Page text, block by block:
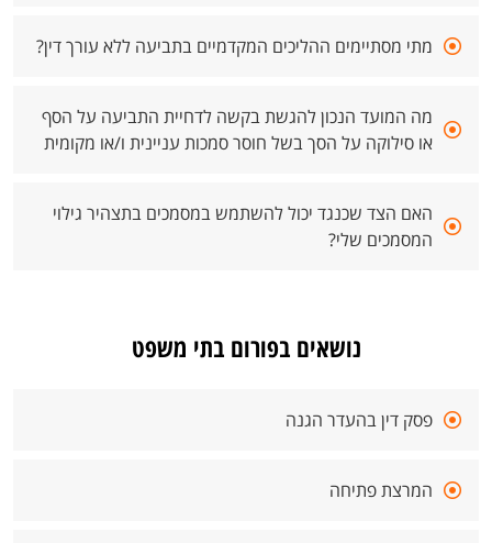
מתי מסתיימים ההליכים המקדמיים בתביעה ללא עורך דין?
מה המועד הנכון להגשת בקשה לדחיית התביעה על הסף
או סילוקה על הסך בשל חוסר סמכות עניינית ו/או מקומית
האם הצד שכנגד יכול להשתמש במסמכים בתצהיר גילוי
המסמכים שלי?
נושאים בפורום בתי משפט
פסק דין בהעדר הגנה
המרצת פתיחה